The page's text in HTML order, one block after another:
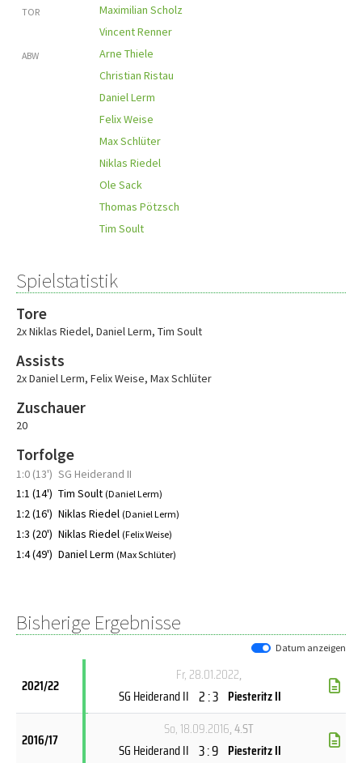
TOR
Maximilian Scholz
Vincent Renner
ABW
Arne Thiele
Christian Ristau
Daniel Lerm
Felix Weise
Max Schlüter
Niklas Riedel
Ole Sack
Thomas Pötzsch
Tim Soult
Spielstatistik
Tore
2x Niklas Riedel, Daniel Lerm, Tim Soult
Assists
2x Daniel Lerm, Felix Weise, Max Schlüter
Zuschauer
20
Torfolge
1:0 (13') SG Heiderand II
1:1 (14') Tim Soult (Daniel Lerm)
1:2 (16') Niklas Riedel (Daniel Lerm)
1:3 (20') Niklas Riedel (Felix Weise)
1:4 (49') Daniel Lerm (Max Schlüter)
Bisherige Ergebnisse
Datum anzeigen
2021/22
Fr, 28.01.2022,
SG Heiderand II 2 : 3 Piesteritz II
2016/17
So, 18.09.2016, 4.ST
SG Heiderand II 3 : 9 Piesteritz II